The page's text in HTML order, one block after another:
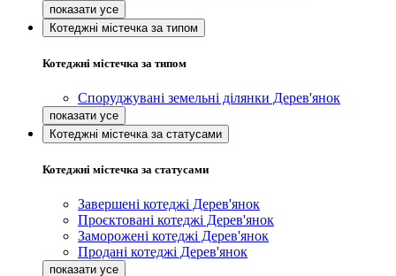
Котеджні містечка за типом
Котеджні містечка за типом
Споруджувані земельні ділянки Дерев'янок
Котеджні містечка за статусами
Котеджні містечка за статусами
Завершені котеджі Дерев'янок
Проєктовані котеджі Дерев'янок
Заморожені котеджі Дерев'янок
Продані котеджі Дерев'янок